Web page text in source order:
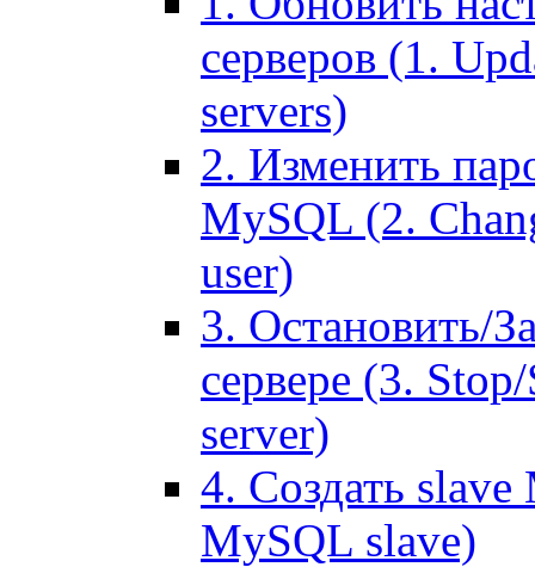
серверов (1.
servers)
2. Изменить
MySQL (2.
user)
3. Остановить/
сервере (3.
server)
4. Создать
MySQL slave)